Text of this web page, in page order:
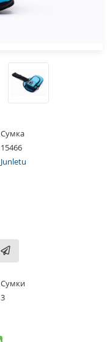
Сумка
15466
Junletu
Сумки
3